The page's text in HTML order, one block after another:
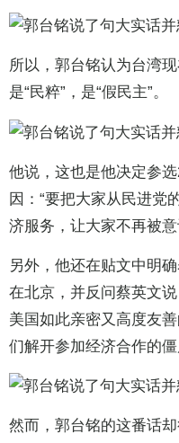
所以，郭台铭认为台湾
是“民粹”，是“假民主”。
他说，这也是他决定参
因：“要把大家从民进党
济服务，让大家不再被意
另外，他还在贴文中明
在北京，并反问蔡英文
美国如此亲密又高度友
们解开参加经济合作的僵
然而，郭台铭的这番话